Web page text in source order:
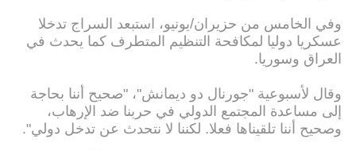
وفي الخامس من حزيران/يونيو، استبعد السراج تدخلا
عسكريا دوليا لمكافحة التنظيم المتطرف كما يحدث في
العراق وسوريا.
وقال لأسبوعية "جورنال دو ديمانش"، "صحيح أننا بحاجة
إلى مساعدة المجتمع الدولي في حربنا ضد الإرهاب،
وصحيح أننا تلقيناها فعلا. لكننا لا نتحدث عن تدخل دولي".